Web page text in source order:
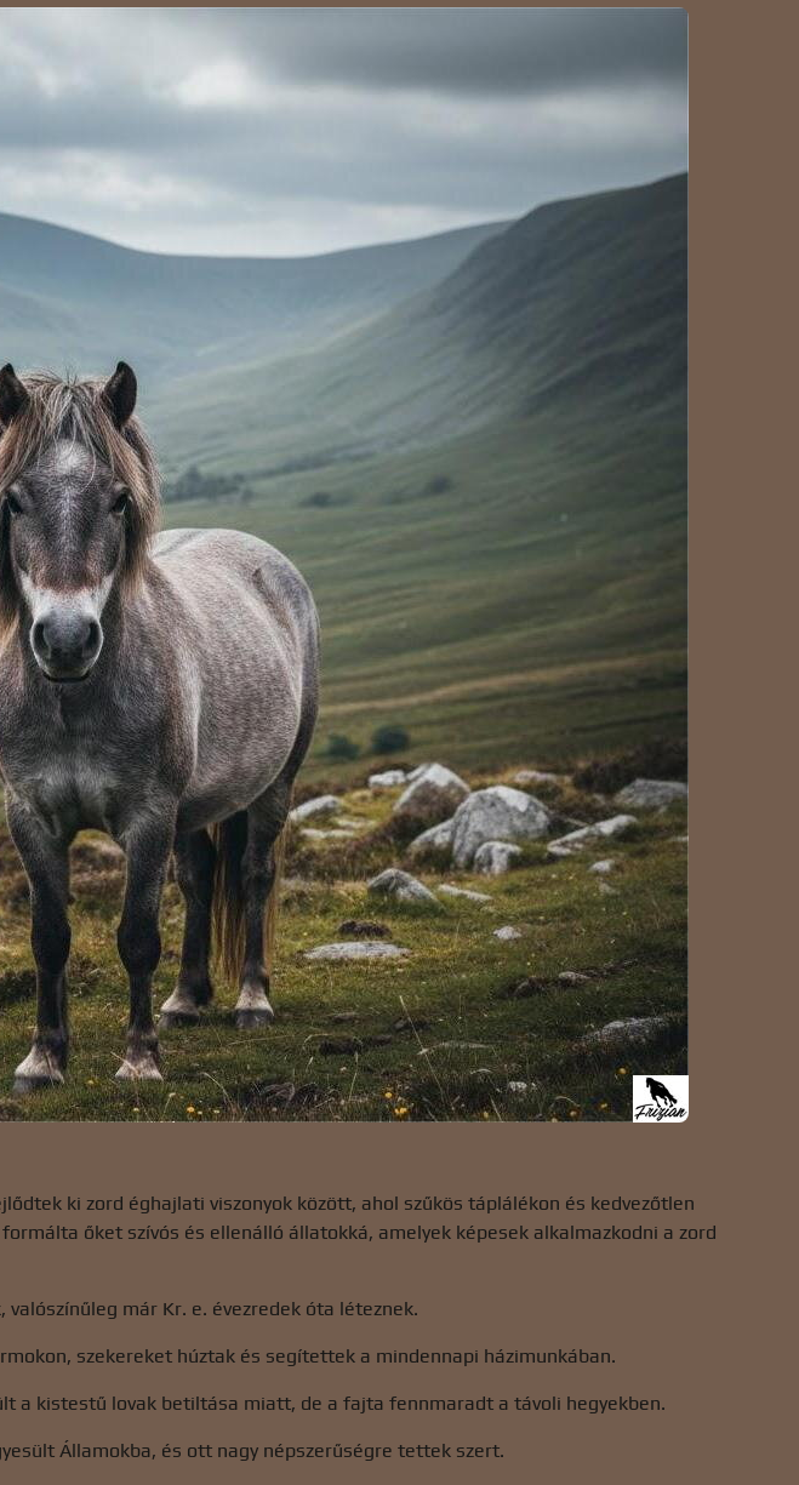
ki zord éghajlati viszonyok között, ahol szűkös táplálékon és kedvezőtlen
őket szívós és ellenálló állatokká, amelyek képesek alkalmazkodni a zord
valószínűleg már Kr. e. évezredek óta léteznek.
szekereket húztak és segítettek a mindennapi házimunkában.
a kistestű lovak betiltása miatt, de a fajta fennmaradt a távoli hegyekben.
Államokba, és ott nagy népszerűségre tettek szert.